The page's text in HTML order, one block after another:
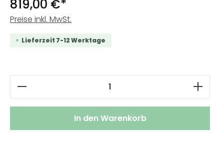
819,00 €*
Preise inkl. MwSt.
Lieferzeit 7-12 Werktage
Produkt Anzahl: Gib den
In den Warenkorb